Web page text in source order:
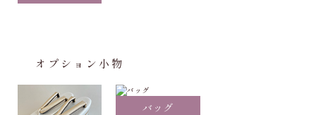
オプション小物
バッグ